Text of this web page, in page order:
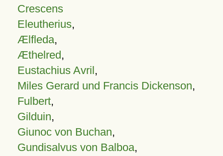
Crescens
Eleutherius,
Ælfleda,
Æthelred,
Eustachius Avril,
Miles Gerard und Francis Dickenson,
Fulbert,
Gilduin,
Giunoc von Buchan,
Gundisalvus von Balboa,